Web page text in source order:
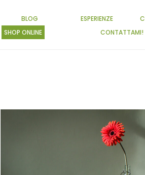
BLOG ESPERIENZE
SHOP ONLINE CONTATTAMI!